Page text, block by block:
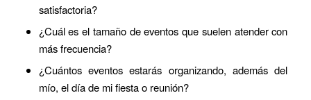
satisfactoria?
¿Cuál es el tamaño de eventos que suelen atender con
más frecuencia?
¿Cuántos eventos estarás organizando, además del
mío, el día de mi fiesta o reunión?